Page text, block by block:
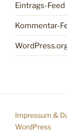
Eintrags-Feed
Kommentar-
Impressum &
WordPress